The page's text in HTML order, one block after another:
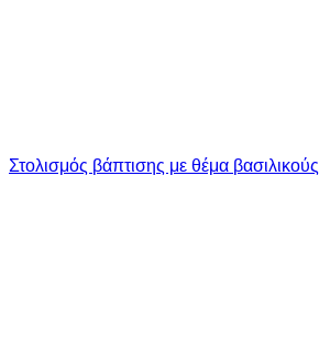
Στολισμός βάπτισης με θέμα βασιλικούς